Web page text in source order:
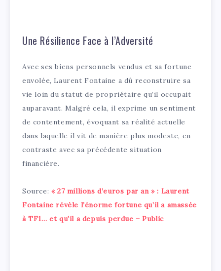
Une Résilience Face à l’Adversité
Avec ses biens personnels vendus et sa fortune
envolée, Laurent Fontaine a dû reconstruire sa
vie loin du statut de propriétaire qu’il occupait
auparavant. Malgré cela, il exprime un sentiment
de contentement, évoquant sa réalité actuelle
dans laquelle il vit de manière plus modeste, en
contraste avec sa précédente situation
financière.
Source: « 27 millions d’euros par an » : Laurent
Fontaine révèle l’énorme fortune qu’il a amassée
à TF1… et qu’il a depuis perdue – Public